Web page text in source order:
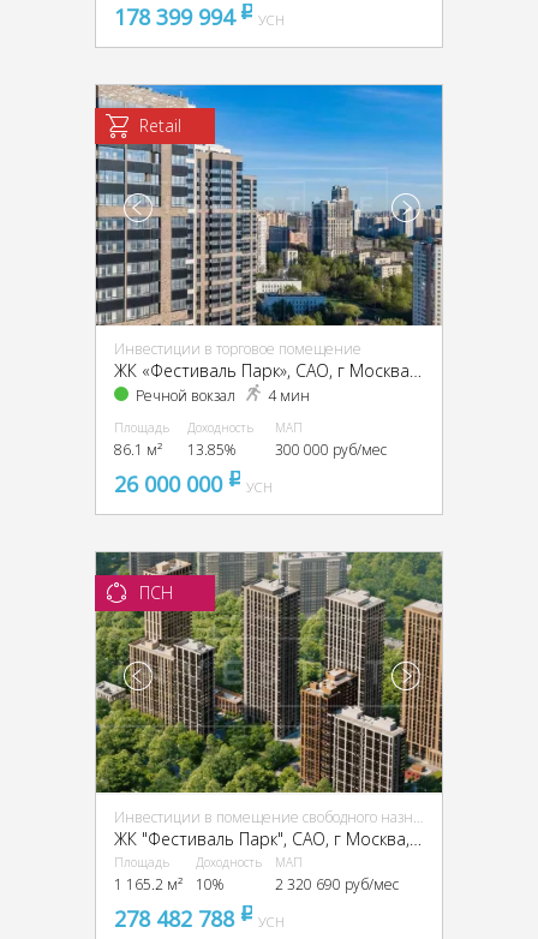
178 399 994 pуб
УСН
Retail
Инвестиции в торговое помещение
ЖК «Фестиваль Парк», CАО, г Москва, Фестивальная д.29
Речной вокзал 4 мин
Площадь
86.1 м²
Доходность
13.85%
МАП
300 000 руб/мес
26 000 000 pуб
УСН
ПСН
Инвестиции в помещение свободного назначения (ПСН)
Площадь
1 165.2 м²
Доходность
10%
МАП
2 320 690 руб/мес
278 482 788 pуб
УСН